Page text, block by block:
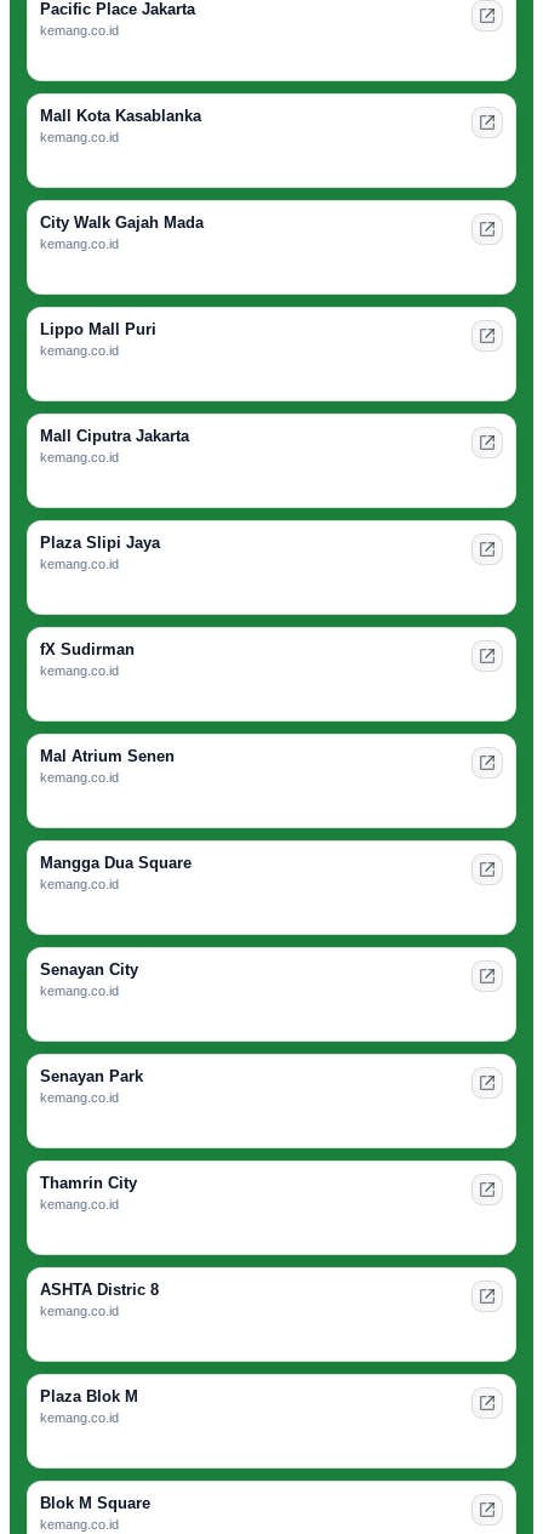
Pacific Place Jakarta
kemang.co.id
Mall Kota Kasablanka
kemang.co.id
City Walk Gajah Mada
kemang.co.id
Lippo Mall Puri
kemang.co.id
Mall Ciputra Jakarta
kemang.co.id
Plaza Slipi Jaya
kemang.co.id
fX Sudirman
kemang.co.id
Mal Atrium Senen
kemang.co.id
Mangga Dua Square
kemang.co.id
Senayan City
kemang.co.id
Senayan Park
kemang.co.id
Thamrin City
kemang.co.id
ASHTA Distric 8
kemang.co.id
Plaza Blok M
kemang.co.id
Blok M Square
kemang.co.id